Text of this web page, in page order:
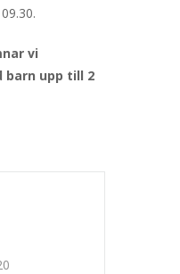
vi
barn upp till 2